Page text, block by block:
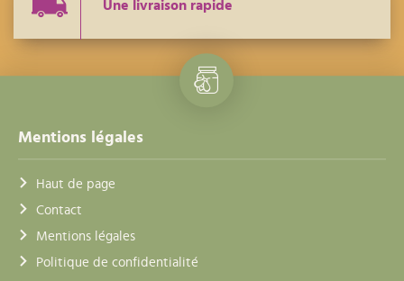
Une livraison rapide
Mentions légales
Haut de page
Contact
Mentions légales
Politique de confidentialité